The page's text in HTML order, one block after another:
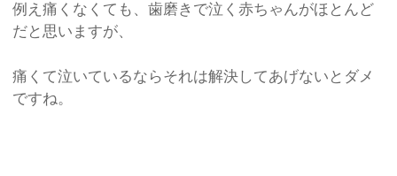
例え痛くなくても、歯磨きで泣く赤ちゃんがほとんど
だと思いますが、
痛くて泣いているならそれは解決してあげないとダメ
ですね。